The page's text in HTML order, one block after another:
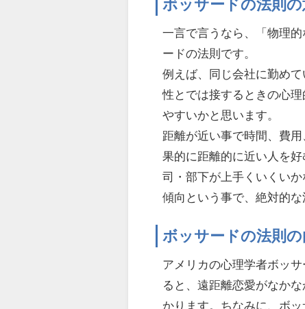
ボッサードの法則
一言で言うなら、「物理
ードの法則です。
例えば、同じ会社に勤め
性とでは接するときの心
やすいかと思います。
距離が近い事で時間、費
果的に距離的に近い人を
司・部下が上手くいくい
傾向という事で、絶対的な
ボッサードの法則の
アメリカの心理学者ボッ
ると、遠距離恋愛がなか
かります。ちなみに、ボ